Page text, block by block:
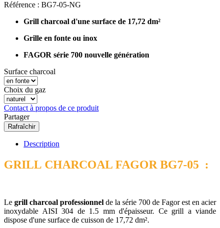
Référence : BG7-05-NG
Grill charcoal d'une surface de 17,72 dm²
Grille en fonte ou inox
FAGOR série 700 nouvelle génération
Surface charcoal
Choix du gaz
Contact à propos de ce produit
Partager
Description
GRILL CHARCOAL FAGOR BG7-05 :
Le grill charcoal professionnel de la série 700 de Fagor est en acier
inoxydable AISI 304 de 1.5 mm d'épaisseur. Ce grill a viande
dispose d'une surface de cuisson de 17,72 dm².